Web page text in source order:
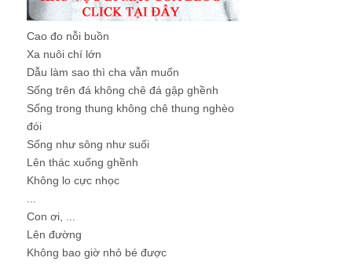
Cao đo nỗi buồn
Xa nuôi chí lớn
Dẫu làm sao thì cha vẫn muốn
Sống trên đá không chê đá gập ghềnh
Sống trong thung không chê thung nghèo
đói
Sống như sông như suối
Lên thác xuống ghềnh
Không lo cực nhọc
...
Con ơi, ...
Lên đường
Không bao giờ nhỏ bé được